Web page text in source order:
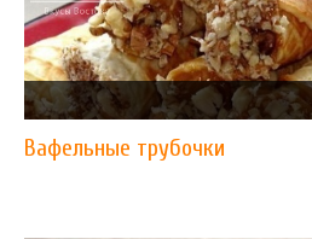
Вафельные трубочки